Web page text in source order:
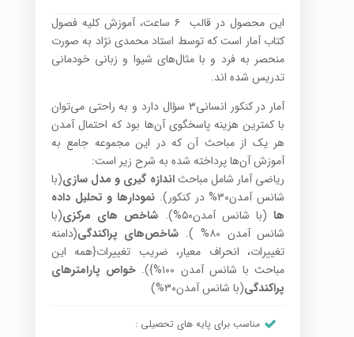
این محصول در قالب ۶ ساعت، آﻣﻮزش ﮐﻠﯿﻪ ﻓﺼﻮل
ﮐﺘﺎب آﻣﺎر است که توسط استاد محمدی نژاد به صورت
منحصر به فرد و با مثال‌های شیوا و زبانی خودمانی
تدریس شده اند.
آمار در کنکور انسانی۳ سؤال دارد و به راحتی می‌توان
با کمترین هزینه پاسخگوی آن‌ها بود که احتمال آمدن
هر یک از مباحث آن که در این مجموعه جامع به
آموزش آن‌ها پرداخته شده به شرح زیر است:
ریاضی آمار شامل مباحثاندازه گیری و مدل سازی(با
شانس آمدن۳۰% در کنکور).
نمودارها و تحلیل داده
ها (با شانس آمدن۵۰%). شاخص های مرکزی(با
شانس آمدن ۸۰% ).
شاخص‌های پراکندگی(دامنه
تغییرات، انحراف معیار، ضریب تغییرات{همه این
مباحث با شانس آمدن ۱۰۰%}).
خواص پارامترهای
پراکندگی(با شانس آمدن۳۰%)
مناسب برای پایه های تحصیلی :